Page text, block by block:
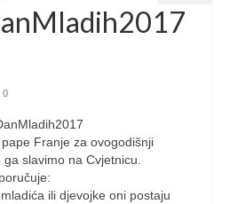
0
Franje za ovogodišnji
slavimo na Cvjetnicu.
ili djevojke oni postaju